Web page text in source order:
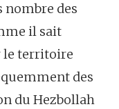
nombre des
il sait
le territoire
des
du Hezbollah